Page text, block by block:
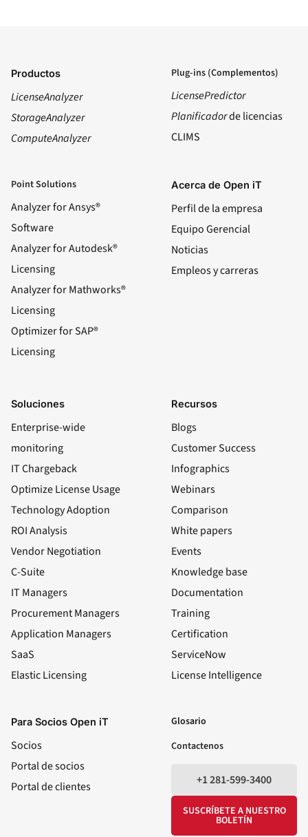
Productos
LicenseAnalyzer
StorageAnalyzer
ComputeAnalyzer
Plug-ins (Complementos)
LicensePredictor
Planificadorde licencias
CLIMS
Point Solutions
Analyzer for Ansys®
Software
Analyzer for Autodesk®
Licensing
Analyzer for Mathworks®
Licensing
Optimizer for SAP®
Licensing
Acerca de Open iT
Perfil de la empresa
Equipo Gerencial
Noticias
Empleos y carreras
Soluciones
Enterprise-wide
monitoring
IT Chargeback
Optimize License Usage
Technology Adoption
ROI Analysis
Vendor Negotiation
C-Suite
IT Managers
Procurement Managers
Application Managers
SaaS
Elastic Licensing
Recursos
Blogs
Customer Success
Infographics
Webinars
Comparison
White papers
Events
Knowledge base
Documentation
Training
Certification
ServiceNow
License Intelligence
Para Socios Open iT
Socios
Portal de socios
Portal de clientes
Glosario
Contactenos
+1 281-599-3400
SUSCRÍBETE A NUESTRO
BOLETÍN